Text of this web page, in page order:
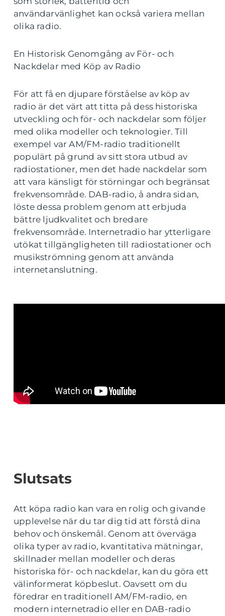
användarvänlighet kan också variera mellan
olika radio.
En Historisk Genomgång av För- och
Nackdelar med Köp av Radio
För att få en djupare förståelse av köp av
radio är det värt att titta på dess historiska
utveckling och för- och nackdelar som följer
med olika modeller och teknologier. Till
exempel var AM/FM-radio traditionellt
populärt på grund av sitt stora utbud av
radiostationer, men det hade nackdelar som
att vara känsligt för störningar och begränsat
frekvensområde. DAB-radio, å andra sidan,
löste dessa problem genom att erbjuda
bättre ljudkvalitet och bredare
frekvensområde. Internetradio har ytterligare
utökat tillgängligheten till radiostationer och
musikströmning genom att använda
internetanslutning.
Slutsats
Att köpa radio kan vara en rolig och givande
upplevelse när du tar dig tid att förstå dina
behov och önskemål. Genom att överväga
olika typer av radio, kvantitativa mätningar,
skillnader mellan modeller och deras
historiska för- och nackdelar, kan du göra ett
välinformerat köpbeslut. Oavsett om du
föredrar en traditionell AM/FM-radio, en
modern internetradio eller en DAB-radio